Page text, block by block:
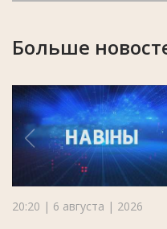
Больше
20:20 | 6 августа | 2026